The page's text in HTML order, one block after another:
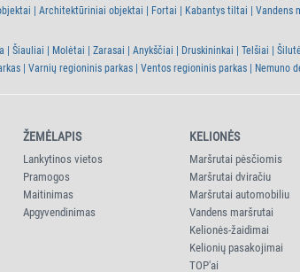
Architektūriniai objektai Fortai Kabantys tiltai Vandens
Šiauliai Molėtai Zarasai Anykščiai Druskininkai Telšiai
Varnių regioninis parkas Ventos regioninis parkas Nemuno
ŽEMĖLAPIS
Lankytinos vietos
Pramogos
Maitinimas
Apgyvendinimas
KELIONĖS
Maršrutai pėsčiomis
Maršrutai dviračiu
Maršrutai automobiliu
Vandens maršrutai
Kelionės-žaidimai
Kelionių pasakojimai
TOP'ai